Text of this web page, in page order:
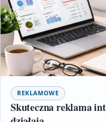
REKLAMOWE
Skuteczna reklama